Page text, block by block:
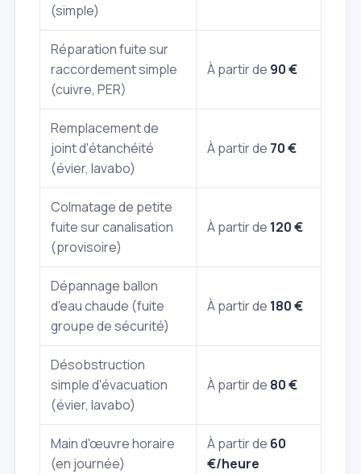
(simple)
Réparation fuite sur
raccordement simple
(cuivre, PER)
À partir de 90 €
Remplacement de
joint d'étanchéité
(évier, lavabo)
À partir de 70 €
Colmatage de petite
fuite sur canalisation
(provisoire)
À partir de 120 €
Dépannage ballon
d'eau chaude (fuite
groupe de sécurité)
À partir de 180 €
Désobstruction
simple d'évacuation
(évier, lavabo)
À partir de 80 €
Main d'œuvre horaire
(en journée)
À partir de 60
€/heure